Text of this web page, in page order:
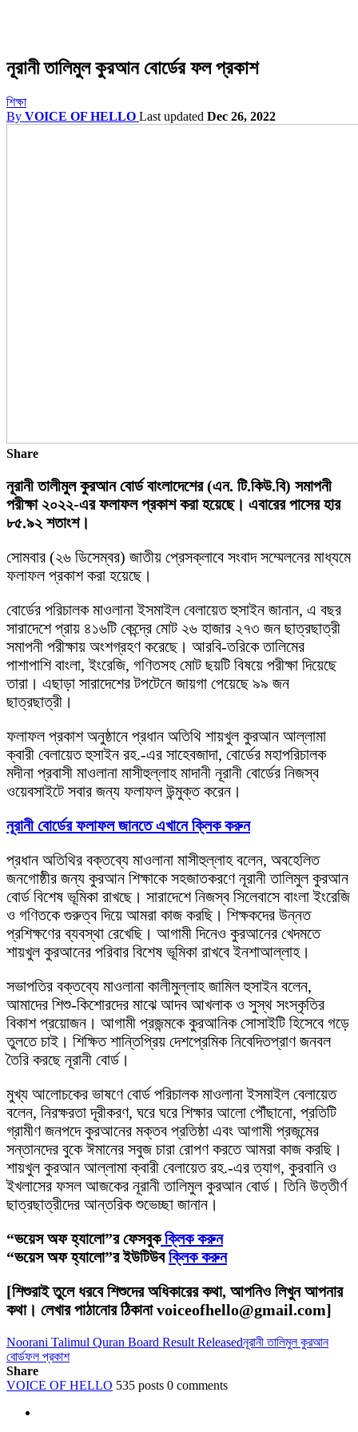
নূরানী তালিমুল কুরআন বোর্ডের ফল প্রকাশ
শিক্ষা
By VOICE OF HELLO Last updated Dec 26, 2022
Share
নূরানী তালীমুল কুরআন বোর্ড বাংলাদেশের (এন. টি.কিউ.বি) সমাপনী
পরীক্ষা ২০২২-এর ফলাফল প্রকাশ করা হয়েছে। এবারের পাসের হার
৮৫.৯২ শতাংশ।
সোমবার (২৬ ডিসেম্বর) জাতীয় প্রেসক্লাবে সংবাদ সম্মেলনের মাধ্যমে
ফলাফল প্রকাশ করা হয়েছে।
বোর্ডের পরিচালক মাওলানা ইসমাইল বেলায়েত হুসাইন জানান, এ বছর
সারাদেশে প্রায় ৪১৬টি কেন্দ্রে মোট ২৬ হাজার ২৭৩ জন ছাত্রছাত্রী
সমাপনী পরীক্ষায় অংশগ্রহণ করেছে। আরবি-তরিকে তালিমের
পাশাপাশি বাংলা, ইংরেজি, গণিতসহ মোট ছয়টি বিষয়ে পরীক্ষা দিয়েছে
তারা। এছাড়া সারাদেশের টপটেনে জায়গা পেয়েছে ৯৯ জন
ছাত্রছাত্রী।
ফলাফল প্রকাশ অনুষ্ঠানে প্রধান অতিথি শায়খুল কুরআন আল্লামা
ক্বারী বেলায়েত হুসাইন রহ.-এর সাহেবজাদা, বোর্ডের মহাপরিচালক
মদীনা প্রবাসী মাওলানা মাসীহুল্লাহ মাদানী নূরানী বোর্ডের নিজস্ব
ওয়েবসাইটে সবার জন্য ফলাফল উন্মুক্ত করেন।
নূরানী বোর্ডের ফলাফল জানতে এখানে ক্লিক করুন
প্রধান অতিথির বক্তব্যে মাওলানা মাসীহুল্লাহ বলেন, অবহেলিত
জনগোষ্ঠীর জন্য কুরআন শিক্ষাকে সহজাতকরণে নূরানী তালিমুল কুরআন
বোর্ড বিশেষ ভূমিকা রাখছে। সারাদেশে নিজস্ব সিলেবাসে বাংলা ইংরেজি
ও গণিতকে গুরুত্ব দিয়ে আমরা কাজ করছি। শিক্ষকদের উন্নত
প্রশিক্ষণের ব্যবস্থা রেখেছি। আগামী দিনেও কুরআনের খেদমতে
শায়খুল কুরআনের পরিবার বিশেষ ভূমিকা রাখবে ইনশাআল্লাহ।
সভাপতির বক্তব্যে মাওলানা কালীমুল্লাহ জামিল হুসাইন বলেন,
আমাদের শিশু-কিশোরদের মাঝে আদব আখলাক ও সুস্থ সংস্কৃতির
বিকাশ প্রয়োজন। আগামী প্রজন্মকে কুরআনিক সোসাইটি হিসেবে গড়ে
তুলতে চাই। শিক্ষিত শান্তিপ্রিয় দেশপ্রেমিক নিবেদিতপ্রাণ জনবল
তৈরি করছে নূরানী বোর্ড।
মুখ্য আলোচকের ভাষণে বোর্ড পরিচালক মাওলানা ইসমাইল বেলায়েত
বলেন, নিরক্ষরতা দূরীকরণ, ঘরে ঘরে শিক্ষার আলো পৌঁছানো, প্রতিটি
গ্রামীণ জনপদে কুরআনের মক্তব প্রতিষ্ঠা এবং আগামী প্রজন্মের
সন্তানদের বুকে ঈমানের সবুজ চারা রোপণ করতে আমরা কাজ করছি।
শায়খুল কুরআন আল্লামা ক্বারী বেলায়েত রহ.-এর ত্যাগ, কুরবানি ও
ইখলাসের ফসল আজকের নূরানী তালিমুল কুরআন বোর্ড। তিনি উত্তীর্ণ
ছাত্রছাত্রীদের আন্তরিক শুভেচ্ছা জানান।
“ভয়েস অফ হ্যালো”র ফেসবুকক্লিক করুন
“ভয়েস অফ হ্যালো”র ইউটিউবক্লিক করুন
[শিশুরাই তুলে ধরবে শিশুদের অধিকারের কথা, আপনিও লিখুন আপনার
কথা। লেখার পাঠানোর ঠিকানা voiceofhello@gmail.com]
Noorani Talimul Quran Board Result Releasedনূরানী তালিমুল কুরআন
বোর্ডফল প্রকাশ
Share
VOICE OF HELLO 535 posts 0 comments